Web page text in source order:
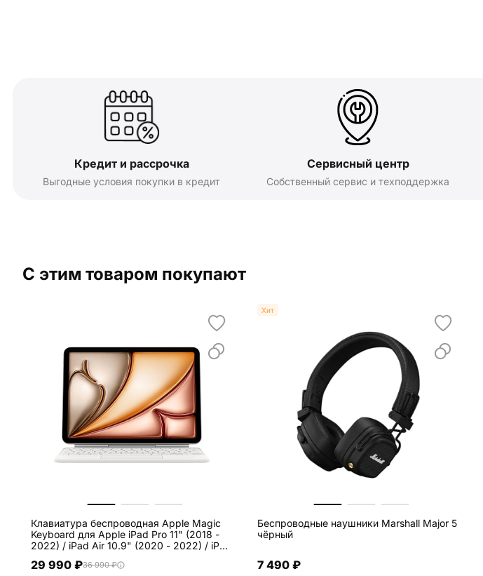
Кредит и рассрочка
Выгодные условия покупки в кредит
Сервисный центр
Собственный сервис и техподдержка
С этим товаром покупают
Клавиатура беспроводная Apple Magic
Keyboard для Apple iPad Pro 11" (2018 -
2022) / iPad Air 10.9" (2020 - 2022) / iPad
29 990 ₽36 990 ₽
Хит
Беспроводные наушники Marshall Major 5
чёрный
7 490 ₽